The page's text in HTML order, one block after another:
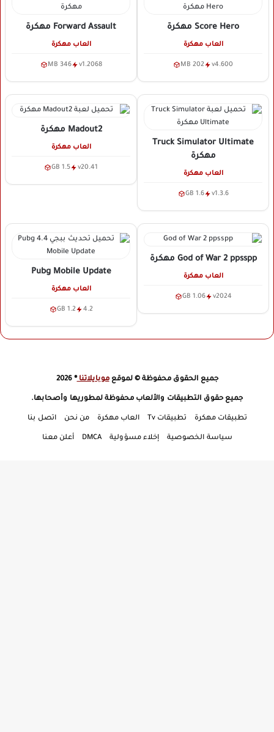
Score Hero مهكرة
العاب مهكرة
v4.600
202 MB
Forward Assault مهكرة
العاب مهكرة
v1.2068
346 MB
Truck Simulator Ultimate
مهكرة
العاب مهكرة
v1.3.6
1.6 GB
Madout2 مهكرة
العاب مهكرة
v20.41
1.5 GB
God of War 2 ppsspp مهكرة
العاب مهكرة
v2024
1.06 GB
Pubg Mobile Update
العاب مهكرة
4.2
1.2 GB
جميع الحقوق محفوظة © لموقعموبايلاتنا® 2026
جميع حقوق التطبيقات والألعاب محفوظة لمطوريها وأصحابها.
تطبيقات مهكرة تطبيقات Tv العاب مهكرة من نحن اتصل بنا
سياسة الخصوصية إخلاء مسؤولية DMCA أعلن معنا